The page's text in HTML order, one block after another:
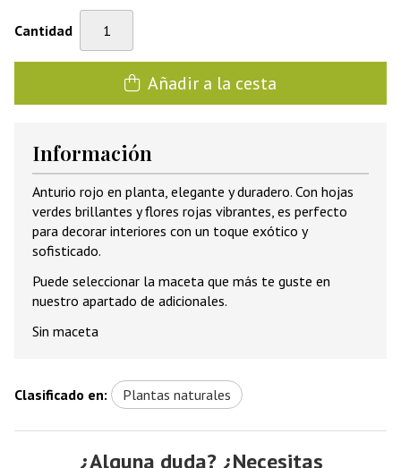
Cantidad
Añadir a la cesta
Información
Anturio rojo en planta, elegante y duradero. Con hojas
verdes brillantes y flores rojas vibrantes, es perfecto
para decorar interiores con un toque exótico y
sofisticado.
Puede seleccionar la maceta que más te guste en
nuestro apartado de adicionales.
Sin maceta
Clasificado en: Plantas naturales
¿Alguna duda? ¿Necesitas